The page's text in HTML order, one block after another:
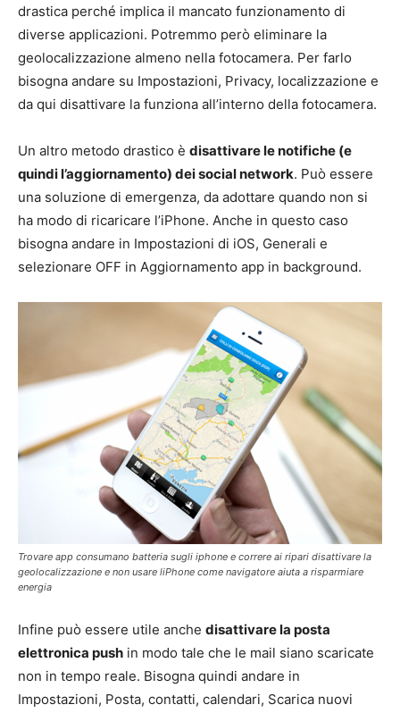
drastica perché implica il mancato funzionamento di
diverse applicazioni. Potremmo però eliminare la
geolocalizzazione almeno nella fotocamera. Per farlo
bisogna andare su Impostazioni, Privacy, localizzazione e
da qui disattivare la funziona all’interno della fotocamera.
Un altro metodo drastico è disattivare le notifiche (e
quindi l’aggiornamento) dei social network. Può essere
una soluzione di emergenza, da adottare quando non si
ha modo di ricaricare l’iPhone. Anche in questo caso
bisogna andare in Impostazioni di iOS, Generali e
selezionare OFF in Aggiornamento app in background.
Trovare app consumano batteria sugli iphone e correre ai ripari disattivare la
geolocalizzazione e non usare liPhone come navigatore aiuta a risparmiare
energia
Infine può essere utile anche disattivare la posta
elettronica push in modo tale che le mail siano scaricate
non in tempo reale. Bisogna quindi andare in
Impostazioni, Posta, contatti, calendari, Scarica nuovi